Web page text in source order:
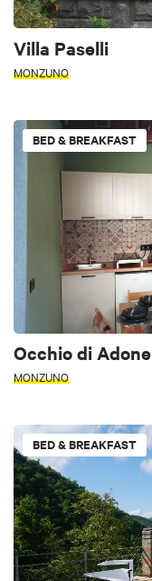
Villa Paselli
MONZUNO
BED & BREAKFAST
Occhio di Adone
MONZUNO
BED & BREAKFAST